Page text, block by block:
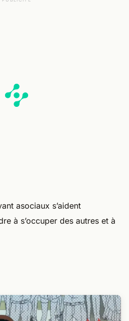
asociaux s’aident
à s’occuper des autres et à